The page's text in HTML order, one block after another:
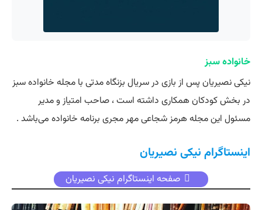
خانواده سبز
نیکی نصیریان پس از بازی در سریال بزنگاه مدتی با مجله خانواده سبز
در بخش کودکان همکاری داشته است ، صاحب امتیاز و مدیر
مسئول این مجله هرمز شجاعی مهر مجری برنامه خانواده می‌باشد .
اینستاگرام نیکی نصیریان
صفحه اینستاگرام نیکی نصیریان